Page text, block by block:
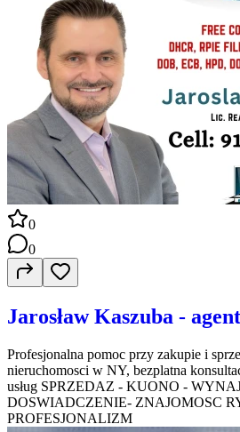
0
0
Jarosław Kaszuba -
Profesjonalna pomoc przy zakupie i
nieruchomosci w NY, bezplatna
usług SPRZEDAZ - KUONO -
DOSWIADCZENIE- ZNAJOMOSC
PROFESJONALIZM